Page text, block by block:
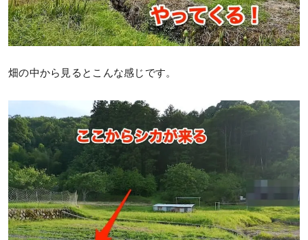
畑の中から見るとこんな感じです。